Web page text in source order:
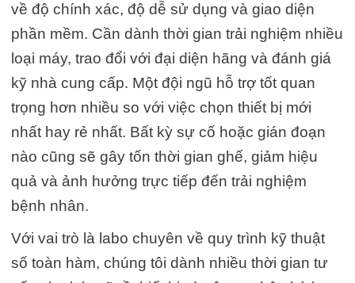
về độ chính xác, độ dễ sử dụng và giao diện
phần mềm. Cần dành thời gian trải nghiệm nhiều
loại máy, trao đổi với đại diện hãng và đánh giá
kỹ nhà cung cấp. Một đội ngũ hỗ trợ tốt quan
trọng hơn nhiều so với việc chọn thiết bị mới
nhất hay rẻ nhất. Bất kỳ sự cố hoặc gián đoạn
nào cũng sẽ gây tốn thời gian ghế, giảm hiệu
quả và ảnh hưởng trực tiếp đến trải nghiệm
bệnh nhân.
Với vai trò là labo chuyên về quy trình kỹ thuật
số toàn hàm, chúng tôi dành nhiều thời gian tư